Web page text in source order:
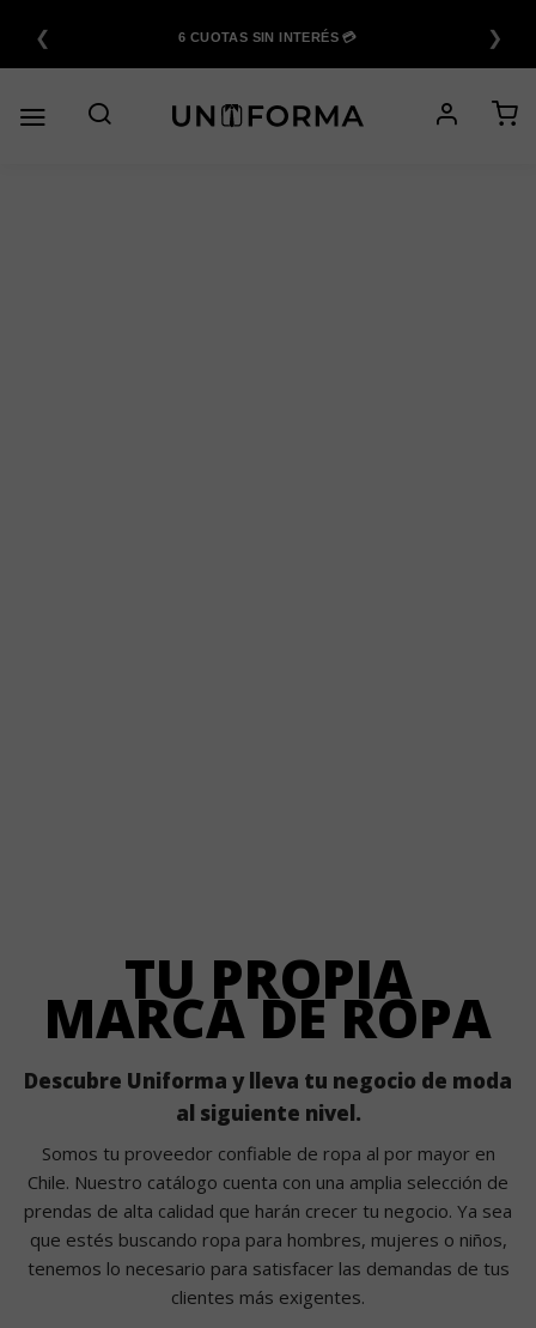
contenido
❮ 6 CUOTAS SIN INTERÉS 💳 ❯
TU PROPIA
MARCA DE ROPA
Descubre Uniforma y lleva tu negocio de moda
al siguiente nivel.
Somos tu proveedor confiable de ropa al por mayor en
Chile. Nuestro catálogo cuenta con una amplia selección de
prendas de alta calidad que harán crecer tu negocio. Ya sea
que estés buscando ropa para hombres, mujeres o niños,
tenemos lo necesario para satisfacer las demandas de tus
clientes más exigentes.